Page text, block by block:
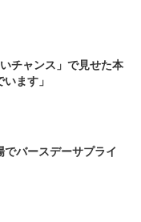
チャンス」で見せた本
ます」
バースデーサプライ